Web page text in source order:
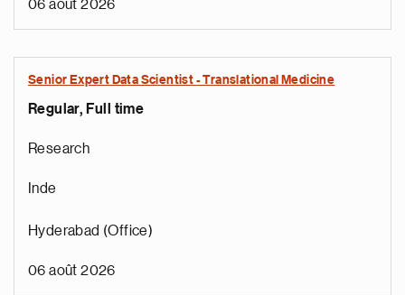
06 août 2026
Senior Expert Data Scientist - Translational Medicine
Regular, Full time
Research
Inde
Hyderabad (Office)
06 août 2026